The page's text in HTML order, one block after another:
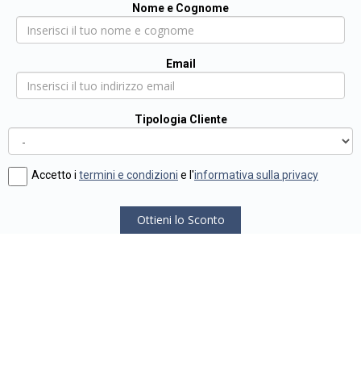
Nome e Cognome
Email
Tipologia Cliente
Accetto i termini e condizioni e l'informativa sulla privacy
Ottieni lo Sconto